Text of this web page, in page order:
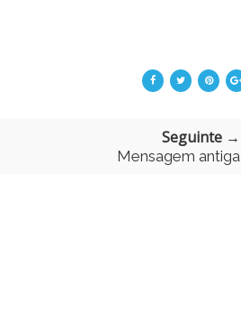
Seguinte →
Mensagem antiga